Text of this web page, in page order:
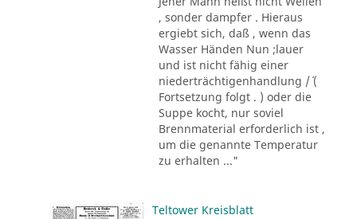
, sonder dampfer . Hieraus
ergiebt sich, daß , wenn das
Wasser Händen Nun ;lauer
und ist nicht fähig einer
niederträchtigenhandlung /´ (
Fortsetzung folgt . ) oder die
Suppe kocht, nur soviel
Brennmaterial erforderlich ist ,
um die genannte Temperatur
zu erhalten ..."
Teltower Kreisblatt